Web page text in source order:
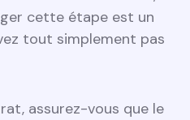
cette étape est un
tout simplement pas
assurez-vous que le